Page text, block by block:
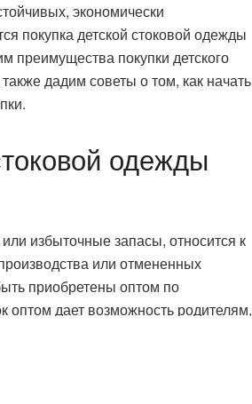
экономически
покупка детской стоковой одежды
преимущества покупки детского
дадим советы о том, как начать
одежды
избыточные запасы, относится к
или отмененных
приобретены оптом по
оптом дает возможность родителям,